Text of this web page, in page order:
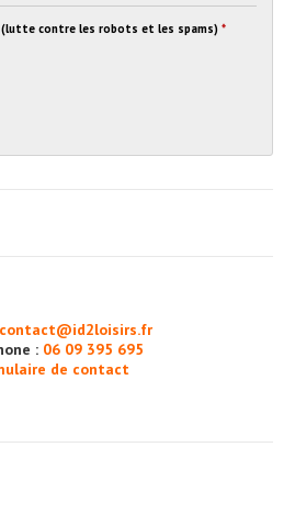
(lutte contre les robots et les spams) *
contact@id2loisirs.fr
: 06 09 395 695
de contact